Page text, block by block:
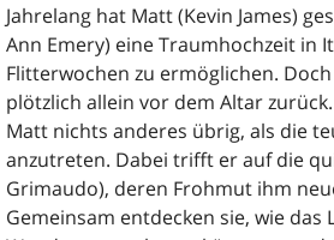
Jahrelang hat Matt (Kevin James)
Ann Emery) eine Traumhochzeit in
Flitterwochen zu ermöglichen.
plötzlich allein vor dem Altar
Matt nichts anderes übrig, als die
anzutreten. Dabei trifft er auf die
Grimaudo), deren Frohmut ihm
Gemeinsam entdecken sie, wie